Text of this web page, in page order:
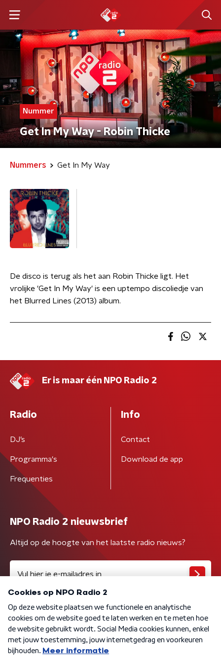
Nummer
Get In My Way - Robin Thicke
Nummers Get In My Way
De disco is terug als het aan Robin Thicke ligt. Het
vrolijke 'Get In My Way' is een uptempo discoliedje van
het Blurred Lines (2013) album.
Er is maar één NPO Radio 2
Radio
DJ’s
Programma's
Frequenties
Info
Contact
Download de app
NPO Radio 2 nieuwsbrief
Altijd op de hoogte van het laatste radio nieuws?
Algemene voorwaarden